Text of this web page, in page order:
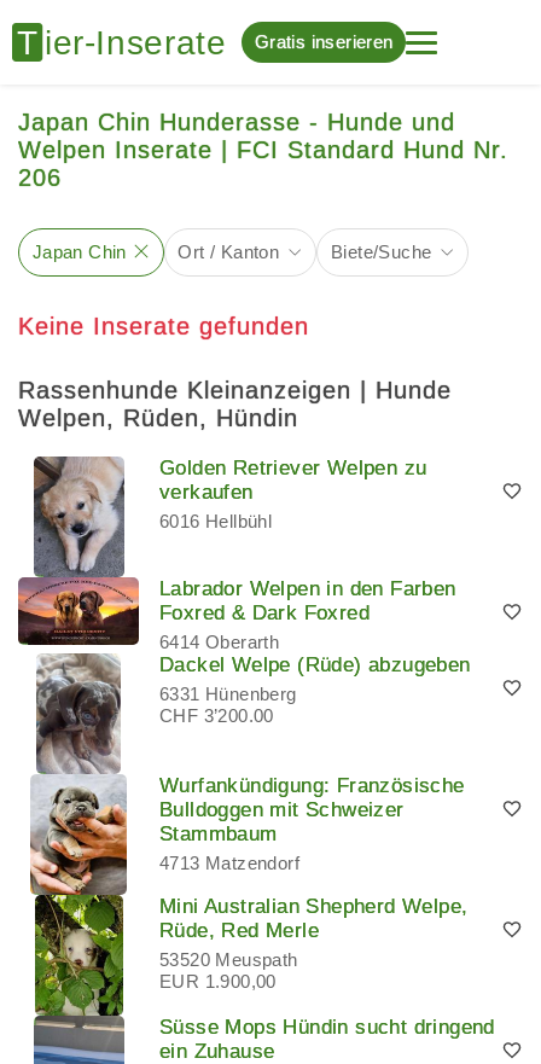
Gratis inserieren
Japan Chin Hunderasse - Hunde und
Welpen Inserate | FCI Standard Hund Nr.
206
Japan Chin Ort / Kanton Biete/Suche
Keine Inserate gefunden
Rassenhunde Kleinanzeigen | Hunde
Welpen, Rüden, Hündin
Golden Retriever Welpen zu
verkaufen
6016 Hellbühl
Labrador Welpen in den Farben
Foxred & Dark Foxred
6414 Oberarth
Dackel Welpe (Rüde) abzugeben
6331 Hünenberg
CHF 3’200.00
Wurfankündigung: Französische
Bulldoggen mit Schweizer
Stammbaum
4713 Matzendorf
Mini Australian Shepherd Welpe,
Rüde, Red Merle
53520 Meuspath
EUR 1.900,00
Süsse Mops Hündin sucht dringend
ein Zuhause